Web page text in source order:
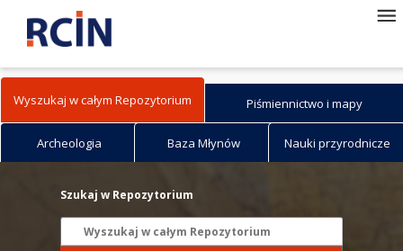
Wyszukaj w całym Repozytorium Piśmiennictwo i mapy
Archeologia Baza Młynów Nauki przyrodnicze
Szukaj w Repozytorium